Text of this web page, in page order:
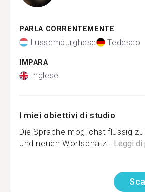
PARLA CORRENTEMENTE
Lussemburghese Tedesco
IMPARA
Inglese
I miei obiettivi di studio
Die Sprache möglichst flüssig
und neuen Wortschatz...Leggi di